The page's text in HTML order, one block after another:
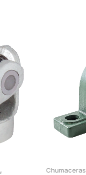
, Chumaceras